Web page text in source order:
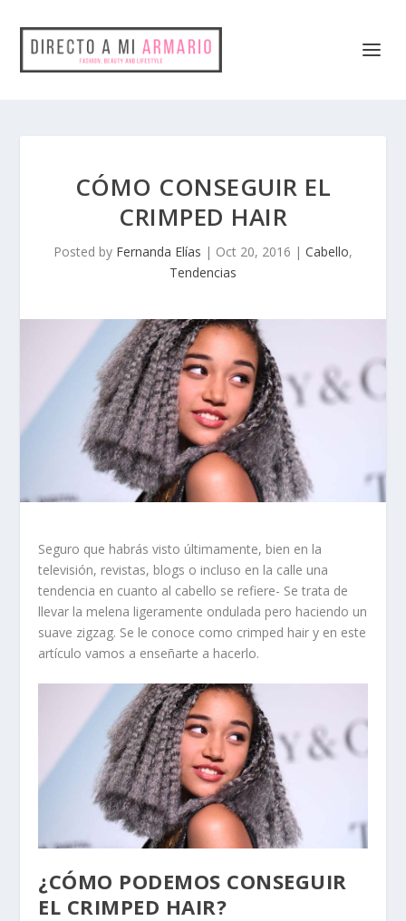
CÓMO CONSEGUIR EL
CRIMPED HAIR
Posted by Fernanda Elías | Oct 20, 2016 | Cabello,
Tendencias
Seguro que habrás visto últimamente, bien en la
televisión, revistas, blogs o incluso en la calle una
tendencia en cuanto al cabello se refiere- Se trata de
llevar la melena ligeramente ondulada pero haciendo un
suave zigzag. Se le conoce como crimped hair y en este
artículo vamos a enseñarte a hacerlo.
¿CÓMO PODEMOS CONSEGUIR
EL CRIMPED HAIR?